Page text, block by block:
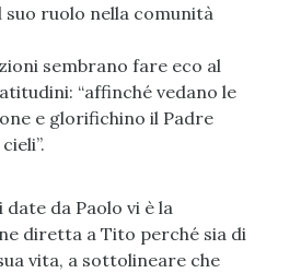
suo ruolo nella comunità
sembrano fare eco al
“affinché vedano le
e glorifichino il Padre
da Paolo vi è la
diretta a Tito perché sia di
vita, a sottolineare che